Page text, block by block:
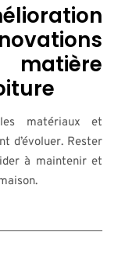
matériaux et
d’évoluer. Rester
à maintenir et